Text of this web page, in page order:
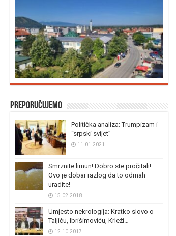
Preporučujemo
Politička analiza: Trumpizam i
“srpski svijet”
11.01.2021.
Smrznite limun! Dobro ste pročitali!
Ovo je dobar razlog da to odmah
uradite!
15.02.2018.
Umjesto nekrologija: Kratko slovo o
Taljiću, Ibrišimoviću, Krleži…
12.10.2017.